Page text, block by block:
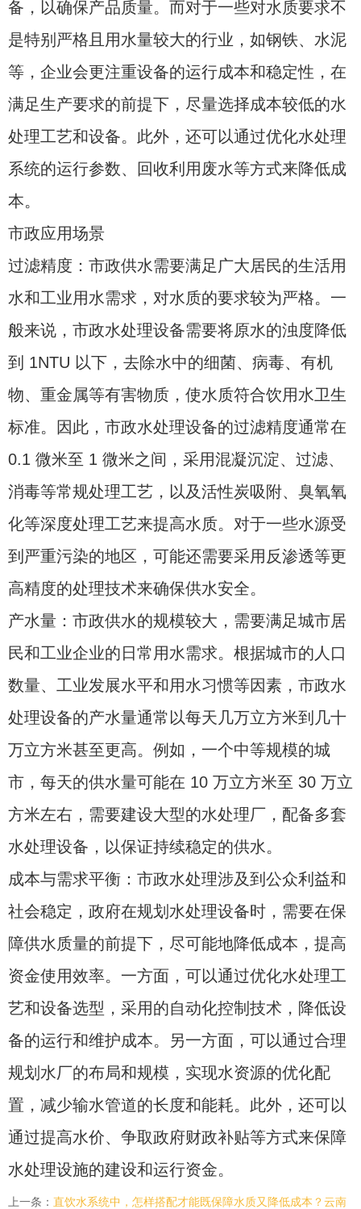
备，以确保产品质量。而对于一些对水质要求不
是特别严格且用水量较大的行业，如钢铁、水泥
等，企业会更注重设备的运行成本和稳定性，在
满足生产要求的前提下，尽量选择成本较低的水
处理工艺和设备。此外，还可以通过优化水处理
系统的运行参数、回收利用废水等方式来降低成
本。
市政应用场景
过滤精度：市政供水需要满足广大居民的生活用
水和工业用水需求，对水质的要求较为严格。一
般来说，市政水处理设备需要将原水的浊度降低
到 1NTU 以下，去除水中的细菌、病毒、有机
物、重金属等有害物质，使水质符合饮用水卫生
标准。因此，市政水处理设备的过滤精度通常在
0.1 微米至 1 微米之间，采用混凝沉淀、过滤、
消毒等常规处理工艺，以及活性炭吸附、臭氧氧
化等深度处理工艺来提高水质。对于一些水源受
到严重污染的地区，可能还需要采用反渗透等更
高精度的处理技术来确保供水安全。
产水量：市政供水的规模较大，需要满足城市居
民和工业企业的日常用水需求。根据城市的人口
数量、工业发展水平和用水习惯等因素，市政水
处理设备的产水量通常以每天几万立方米到几十
万立方米甚至更高。例如，一个中等规模的城
市，每天的供水量可能在 10 万立方米至 30 万立
方米左右，需要建设大型的水处理厂，配备多套
水处理设备，以保证持续稳定的供水。
成本与需求平衡：市政水处理涉及到公众利益和
社会稳定，政府在规划水处理设备时，需要在保
障供水质量的前提下，尽可能地降低成本，提高
资金使用效率。一方面，可以通过优化水处理工
艺和设备选型，采用的自动化控制技术，降低设
备的运行和维护成本。另一方面，可以通过合理
规划水厂的布局和规模，实现水资源的优化配
置，减少输水管道的长度和能耗。此外，还可以
通过提高水价、争取政府财政补贴等方式来保障
水处理设施的建设和运行资金。
上一条： 直饮水系统中，怎样搭配才能既保障水质又降低成本？云南